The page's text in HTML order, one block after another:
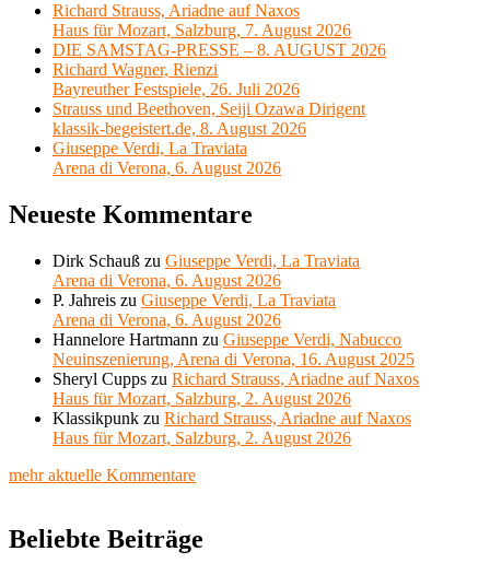
Richard Strauss, Ariadne auf Naxos
Haus für Mozart, Salzburg, 7. August 2026
DIE SAMSTAG-PRESSE – 8. AUGUST 2026
Richard Wagner, Rienzi
Bayreuther Festspiele, 26. Juli 2026
Strauss und Beethoven, Seiji Ozawa Dirigent
klassik-begeistert.de, 8. August 2026
Giuseppe Verdi, La Traviata
Arena di Verona, 6. August 2026
Neueste Kommentare
Dirk Schauß zu Giuseppe Verdi, La Traviata
Arena di Verona, 6. August 2026
P. Jahreis zu Giuseppe Verdi, La Traviata
Arena di Verona, 6. August 2026
Hannelore Hartmann zu Giuseppe Verdi, Nabucco
Neuinszenierung, Arena di Verona, 16. August 2025
Sheryl Cupps zu Richard Strauss, Ariadne auf Naxos
Haus für Mozart, Salzburg, 2. August 2026
Klassikpunk zu Richard Strauss, Ariadne auf Naxos
Haus für Mozart, Salzburg, 2. August 2026
mehr aktuelle Kommentare
Beliebte Beiträge